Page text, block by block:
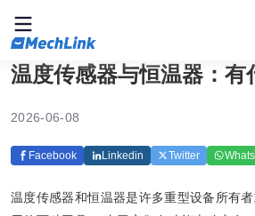
温度传感器与恒温器：有
2026-06-08
Facebook Linkedin Twitter
温度传感器和恒温器是许多重型设备所有